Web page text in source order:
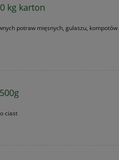
kg karton
potraw mięsnych, gulaszu, kompotów
ciast